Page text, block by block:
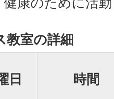
教室の詳細
日 時間